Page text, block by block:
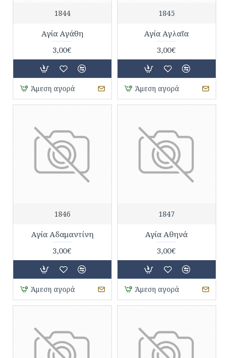
1844
Αγία Αγάθη
3,00€
Άμεση αγορά
1845
Αγία Αγλαΐα
3,00€
Άμεση αγορά
1846
Αγία Αδαμαντίνη
3,00€
Άμεση αγορά
1847
Αγία Αθηνά
3,00€
Άμεση αγορά